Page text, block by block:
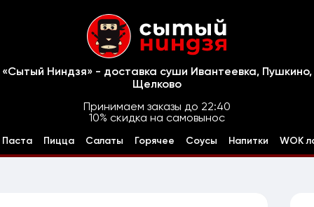
«Сытый Ниндзя» - доставка суши Ивантеевка, Пушкино,
Щелково
Принимаем заказы до 22:40
10% скидка на самовынос
Паста Пицца Салаты Горячее Соусы Напитки WOK